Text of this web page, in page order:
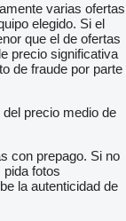
varias ofertas
elegido. Si el
que el de ofertas
precio significativa
de fraude por parte
precio medio de
con prepago. Si no
pida fotos
la autenticidad de